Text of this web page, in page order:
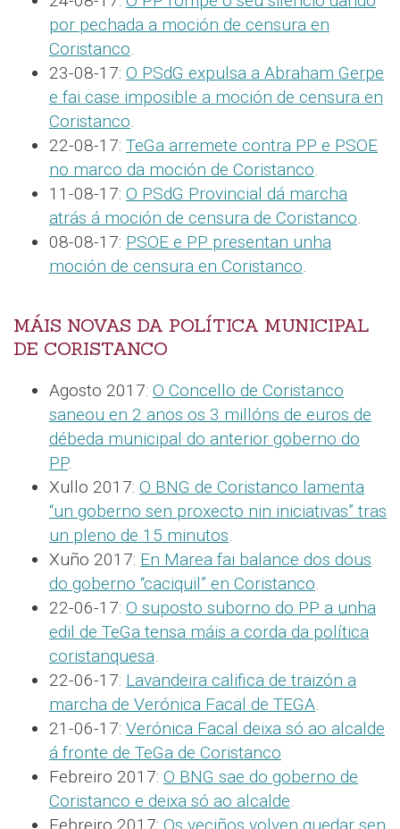
por pechada a moción de censura en
Coristanco.
23-08-17: O PSdG expulsa a Abraham Gerpe
e fai case imposible a moción de censura en
Coristanco.
22-08-17: TeGa arremete contra PP e PSOE
no marco da moción de Coristanco.
11-08-17: O PSdG Provincial dá marcha
atrás á moción de censura de Coristanco.
08-08-17: PSOE e PP presentan unha
moción de censura en Coristanco.
MÁIS NOVAS DA POLÍTICA MUNICIPAL
DE CORISTANCO
Agosto 2017: O Concello de Coristanco
saneou en 2 anos os 3 millóns de euros de
débeda municipal do anterior goberno do
PP.
Xullo 2017: O BNG de Coristanco lamenta
“un goberno sen proxecto nin iniciativas” tras
un pleno de 15 minutos.
Xuño 2017: En Marea fai balance dos dous
do goberno “caciquil” en Coristanco.
22-06-17: O suposto suborno do PP a unha
edil de TeGa tensa máis a corda da política
coristanquesa.
22-06-17: Lavandeira califica de traizón a
marcha de Verónica Facal de TEGA.
21-06-17: Verónica Facal deixa só ao alcalde
á fronte de TeGa de Coristanco
Febreiro 2017: O BNG sae do goberno de
Coristanco e deixa só ao alcalde.